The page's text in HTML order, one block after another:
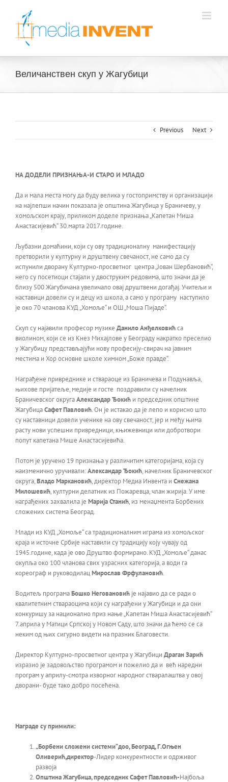
content
Величанствен скуп у Жагубици
Previous Next
НА ДОДЕЛИ ПРИЗНАЊА-И СТАРО И МЛАДО
Да и мала места могу да буду велика у гостопримству и организацији
на најлепши начин показала је општина Жагубица у Браничеву, у
хомољском крају, приликом доделе признања „Капетан Миша
Анастасијевић“ 30.марта 2017.године.
Љубазни домаћини, који су ову традиционалну манифестацију
претворили у културну и друштвену свечаност, не само да су
испунили дворану Културно-просветног центра „Јован Шербановић“,
него су посетиоци стајали у двоструким редовима, што значи да је
близу 500 Жагубичана увеличало овај друштвени догађај. Учитељи и
наставици довели су и децу из школа, а само у програму наступило
је око 70 чланова КУД „Хомоље“ и ОШ „Моша Пијаде“.
Скуп су најавили професор музике Данило Анђелковићса
виолином, који се из Кнез Михајлове у Београду накратко преселио
у Жагубицу представљајући нову професију-свирач на јавним
местима и Хор основне школе химном „Боже правде“.
Награђене привреднике и ствараоце из Браничева и Подунавља,
њихове пријатеље, медије и госте поздравили су начелник
Браничевског округаАлександар Ђокић и председник општине
ЖагубицаСафет Павловић. Он је истакао да је лепо и корисно што
су наставници довели ученике на ову свечаност, јер и међу њима
расту нови успешни привредници, књижевници или добротвори
попут капетана Мише Анастасијевића.
Потом је уручено 19 признања у различитим категоријама, која су
наизменично уручивали:Александар Ђокић, начелник Браничевског
округа,Владо Маркановић, директор Медиа Инвента и Снежана
Милошевић, културни делатник из Пожаревца, члан жирија. У име
награђених захвалила је Марија Станић, из менаџмента Борбених
сложених система Београд.
Млади из КУД „Хомоље“ са традиционалним играма из хомољског
краја и источне Србије наставили су традицију коју чувају од
1945.године, када је ово Друштво формирано. КУД „Хомоље“ данас
окупља око 100 чланова свих узрасних категорија, а води га
кореограф и руководилацМирослав Фрфулановић.
Водитељ програмаБошко Неговановић је најавио да се ради о
квалитетним ствараоцима који су награђени у Жагубици и да они
конкуришу за национално приз нање „Капетан Миша Анастасијевић“
7.априла у Матици Српској у Новом Саду, што значи да ћемо се са
неким од њих сигурно видети на празник Благовести.
Директор Културно-просветног центра у Жагубици Драган Зарић
изразио је задовољство програмом и пожелио да и већ наредни
програм у априлу-смотра изворног народног стваралаштва у овој
дворани- буде тако добро посећена.
Награде су примили:
„Борбени сложени системи“доо, Београд,Г.Огњен
Оливерић,директор-Лидер конкурентности и одрживог
развоја
Општина Жагубица, председник Сафет Павловић-Најбоља